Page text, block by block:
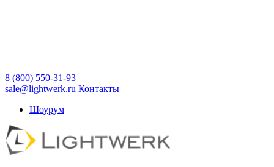
8 (800) 550-31-93
sale@lightwerk.ru Контакты
Шоурум